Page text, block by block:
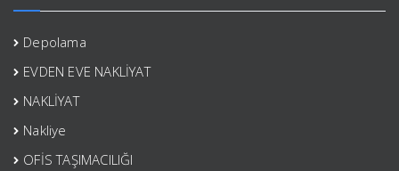
Depolama
EVDEN EVE NAKLİYAT
NAKLİYAT
Nakliye
OFİS TAŞIMACILIĞI